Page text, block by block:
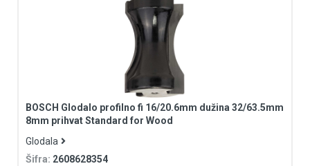
BOSCH Glodalo profilno fi 16/20.6mm dužina 32/63.5mm
8mm prihvat Standard for Wood
Glodala
Šifra: 2608628354